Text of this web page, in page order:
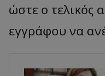
ώστε ο τελικός
εγγράφου να